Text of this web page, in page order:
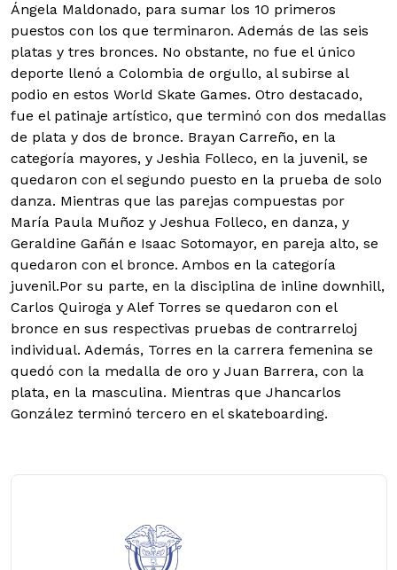
Ángela Maldonado, para sumar los 10 primeros
puestos con los que terminaron. Además de las seis
platas y tres bronces. No obstante, no fue el único
deporte llenó a Colombia de orgullo, al subirse al
podio en estos World Skate Games. Otro destacado,
fue el patinaje artístico, que terminó con dos medallas
de plata y dos de bronce. Brayan Carreño, en la
categoría mayores, y Jeshia Folleco, en la juvenil, se
quedaron con el segundo puesto en la prueba de solo
danza. Mientras que las parejas compuestas por
María Paula Muñoz y Jeshua Folleco, en danza, y
Geraldine Gañán e Isaac Sotomayor, en pareja alto, se
quedaron con el bronce. Ambos en la categoría
juvenil.Por su parte, en la disciplina de inline downhill,
Carlos Quiroga y Alef Torres se quedaron con el
bronce en sus respectivas pruebas de contrarreloj
individual. Además, Torres en la carrera femenina se
quedó con la medalla de oro y Juan Barrera, con la
plata, en la masculina. Mientras que Jhancarlos
González terminó tercero en el skateboarding.